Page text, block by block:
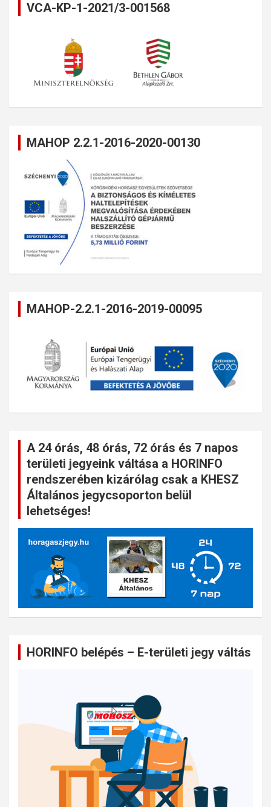
VCA-KP-1-2021/3-001568
MAHOP 2.2.1-2016-2020-00130
MAHOP-2.2.1-2016-2019-00095
A 24 órás, 48 órás, 72 órás és 7 napos
területi jegyeink váltása a HORINFO
rendszerében kizárólag csak a KHESZ
Általános jegycsoporton belül
lehetséges!
HORINFO belépés – E-területi jegy váltás